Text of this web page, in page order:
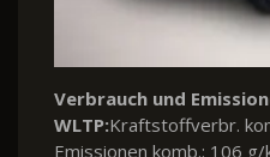
Verbrauch und
WLTP:Kraftstoffverbr.
Emissionen komb.: 106 g/